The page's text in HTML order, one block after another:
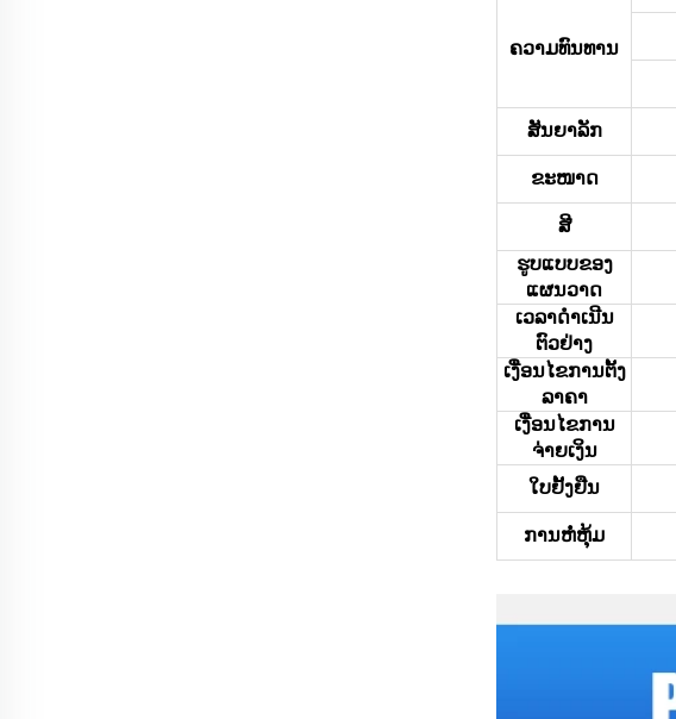
ຄວາມທົນທານ
ສັນຍາລັກ
ຂະໜາດ
ສີ
ຮູບແບບຂອງ
ແຜນວາດ
ເວລາດຳເນີນ
ຕົວຢ່າງ
ເງື່ອນໄຂການຕັ້ງ
ລາຄາ
ເງື່ອນໄຂການ
ຈ່າຍເງິນ
ໃບຢັ້ງຢືນ
ການຫໍ່ຫຸ້ມ